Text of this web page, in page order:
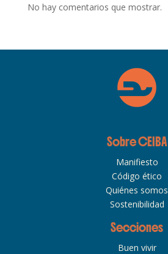
No hay comentarios que mostrar.
Sobre CEIBA
Manifiesto
Código ético
Quiénes somos
Sostenibilidad
Secciones
Buen vivir